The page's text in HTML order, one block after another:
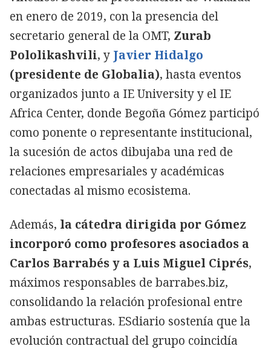
en enero de 2019, con la presencia del
secretario general de la OMT, Zurab
Pololikashvili, y Javier Hidalgo
(presidente de Globalia), hasta eventos
organizados junto a IE University y el IE
Africa Center, donde Begoña Gómez participó
como ponente o representante institucional,
la sucesión de actos dibujaba una red de
relaciones empresariales y académicas
conectadas al mismo ecosistema.
Además, la cátedra dirigida por Gómez
incorporó como profesores asociados a
Carlos Barrabés y a Luis Miguel Ciprés,
máximos responsables de barrabes.biz,
consolidando la relación profesional entre
ambas estructuras. ESdiario sostenía que la
evolución contractual del grupo coincidía